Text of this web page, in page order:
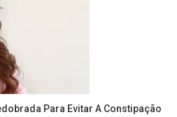
Para Evitar A Constipação